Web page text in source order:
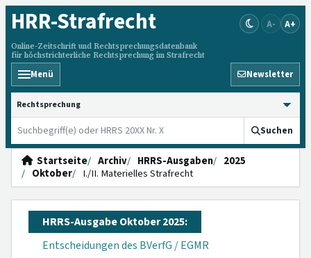
HRR-Strafrecht
Online-Zeitschrift und Rechtsprechungsdatenbank
für höchstrichterliche Rechtsprechung im Strafrecht
A- A+
Menü Newsletter
HRRS durchsuchen
Suchen
Startseite Archiv HRRS-Ausgaben
2025
Oktober
I./II. Materielles Strafrecht
HRRS-Ausgabe Oktober 2025:
Entscheidungen des BVerfG / EGMR